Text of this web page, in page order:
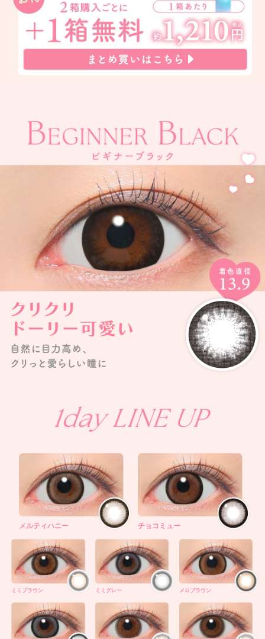
メルティハニー チョコミュー
ミミブラウン ミミグレー メロブラウン